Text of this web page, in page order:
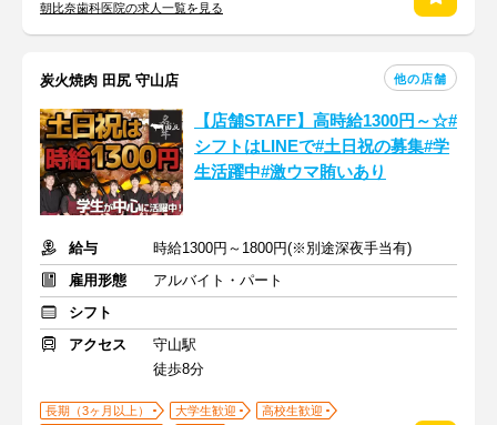
朝比奈歯科医院の求人一覧を見る
炭火焼肉 田尻 守山店 他の店舗
【店舗STAFF】高時給1300円～☆#
シフトはLINEで#土日祝の募集#学
生活躍中#激ウマ賄いあり
給与
時給1300円～1800円(※別途深夜手当有)
雇用形態
アルバイト・パート
シフト
アクセス
守山駅
徒歩8分
長期（3ヶ月以上） 大学生歓迎
高校生歓迎